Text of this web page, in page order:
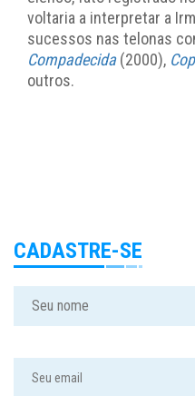
voltaria a interpretar a
sucessos nas telonas
Compadecida(2000),
outros.
CADASTRE-SE